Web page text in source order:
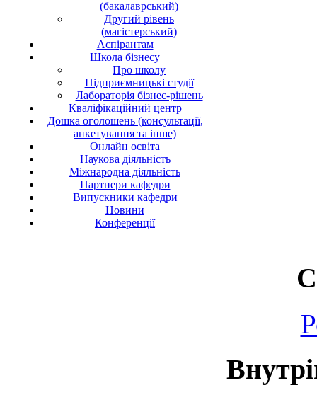
(бакалаврський)
Другий рівень
(магістерський)
Аспірантам
Школа бізнесу
Про школу
Підприємницькі студії
Лабораторія бізнес-рішень
Кваліфікаційний центр
Дошка оголошень (консультації,
анкетування та інше)
Онлайн освіта
Наукова діяльність
Міжнародна діяльність
Партнери кафедри
Випускники кафедри
Новини
Конференції